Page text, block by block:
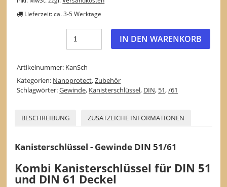
Lieferzeit:ca. 3-5 Werktage
IN DEN WARENKORB
Artikelnummer: KanSch
Kategorien: Nanoprotect,Zubehör
Schlagwörter:Gewinde, Kanisterschlüssel, DIN, 51,/61
BESCHREIBUNG ZUSÄTZLICHE INFORMATIONEN
Kanisterschlüssel - Gewinde DIN 51/61
Kombi Kanisterschlüssel für DIN 51
und DIN 61 Deckel